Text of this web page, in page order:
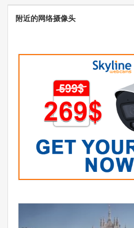
附近的网络摄像头